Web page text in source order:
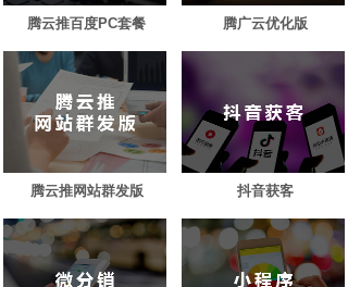
腾云推百度PC套餐 腾广云优化版
腾云推网站群发版 抖音获客